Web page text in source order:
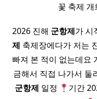
꽃 축제
2026 진해 군항제가 시
제 축제장에다가 저는
빠져 본 적이 없는데요
금해서 직접 나가서
군항제 일정
기간